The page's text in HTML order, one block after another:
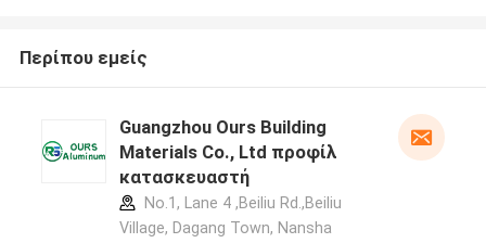
Περίπου εμείς
Guangzhou Ours Building
Materials Co., Ltd προφίλ
κατασκευαστή
No.1, Lane 4 ,Beiliu Rd.,Beiliu
Village, Dagang Town, Nansha